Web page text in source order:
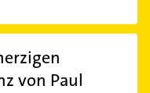
von Paul